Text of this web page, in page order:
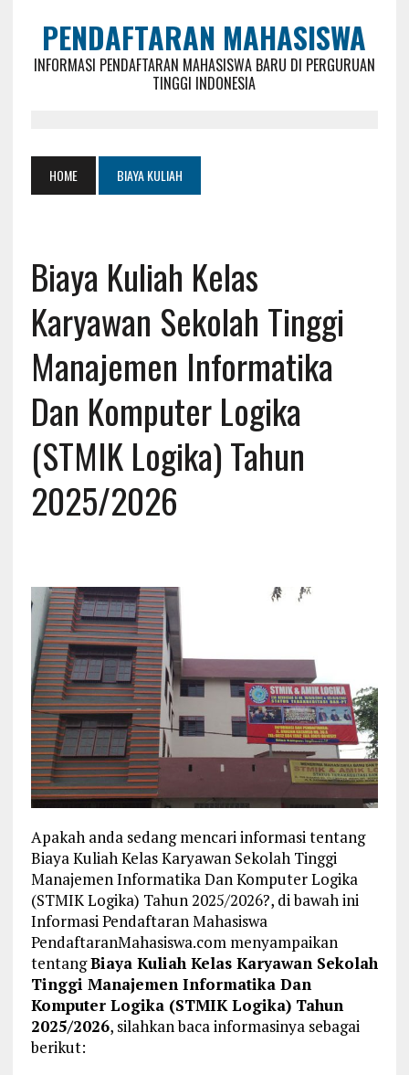
PENDAFTARAN MAHASISWA
INFORMASI PENDAFTARAN MAHASISWA BARU DI PERGURUAN
TINGGI INDONESIA
HOME BIAYA KULIAH
Biaya Kuliah Kelas
Karyawan Sekolah Tinggi
Manajemen Informatika
Dan Komputer Logika
(STMIK Logika) Tahun
2025/2026
Apakah anda sedang mencari informasi tentang
Biaya Kuliah Kelas Karyawan Sekolah Tinggi
Manajemen Informatika Dan Komputer Logika
(STMIK Logika) Tahun 2025/2026?, di bawah ini
Informasi Pendaftaran Mahasiswa
PendaftaranMahasiswa.com menyampaikan
tentangBiaya Kuliah Kelas Karyawan Sekolah
Tinggi Manajemen Informatika Dan
Komputer Logika (STMIK Logika) Tahun
2025/2026, silahkan baca informasinya sebagai
berikut: